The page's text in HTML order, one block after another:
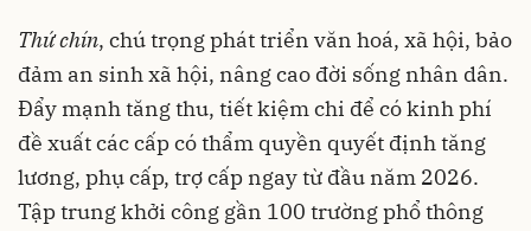
Thứ chín, chú trọng phát triển văn hoá, xã hội, bảo
đảm an sinh xã hội, nâng cao đời sống nhân dân.
Đẩy mạnh tăng thu, tiết kiệm chi để có kinh phí
đề xuất các cấp có thẩm quyền quyết định tăng
lương, phụ cấp, trợ cấp ngay từ đầu năm 2026.
Tập trung khởi công gần 100 trường phổ thông